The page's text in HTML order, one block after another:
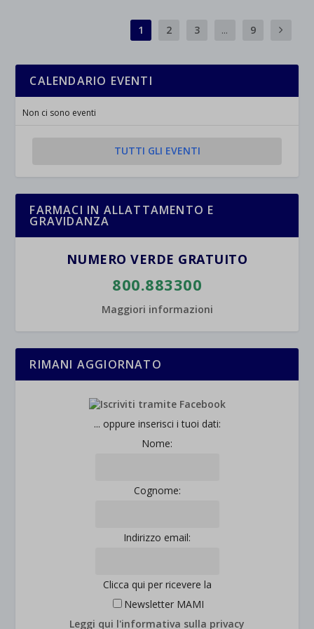
1 2 3 ... 9
CALENDARIO EVENTI
Non ci sono eventi
TUTTI GLI EVENTI
FARMACI IN ALLATTAMENTO E
GRAVIDANZA
NUMERO VERDE GRATUITO
800.883300
Maggiori informazioni
RIMANI AGGIORNATO
... oppure inserisci i tuoi dati:
Nome:
Cognome:
Indirizzo email:
Clicca qui per ricevere la
Newsletter MAMI
Leggi qui l'informativa sulla privacy
rientrano nelle altre categorie specifiche o che non sono stati
esplicitamente categorizzati.
et-saved-post*